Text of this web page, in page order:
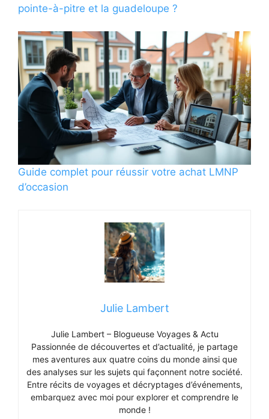
pointe-à-pitre et la guadeloupe ?
Guide complet pour réussir votre achat LMNP
d’occasion
Julie Lambert
Julie Lambert – Blogueuse Voyages & Actu
Passionnée de découvertes et d’actualité, je partage
mes aventures aux quatre coins du monde ainsi que
des analyses sur les sujets qui façonnent notre société.
Entre récits de voyages et décryptages d’événements,
embarquez avec moi pour explorer et comprendre le
monde !